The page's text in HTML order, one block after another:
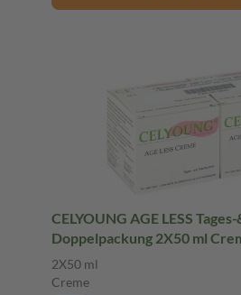
CELYOUNG AGE LESS
Doppelpackung 2X50 ml
2X50 ml
Creme